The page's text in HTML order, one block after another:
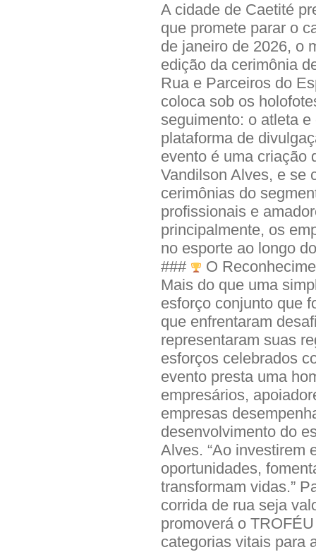
A cidade de Caetité
que promete parar o
de janeiro de 2026, o
edição da cerimônia
Rua e Parceiros do
coloca sob os
seguimento: o atleta
plataforma de
evento é uma criação
Vandilson Alves, e se
cerimônias do
profissionais e
principalmente, os
no esporte ao longo
###
O
Mais do que uma
esforço conjunto que
que enfrentaram
representaram suas
esforços celebrados
evento presta uma
empresários,
empresas
desenvolvimento do
Alves. “Ao investirem
oportunidades,
transformam vidas.”
corrida de rua seja
promoverá o
categorias vitais para